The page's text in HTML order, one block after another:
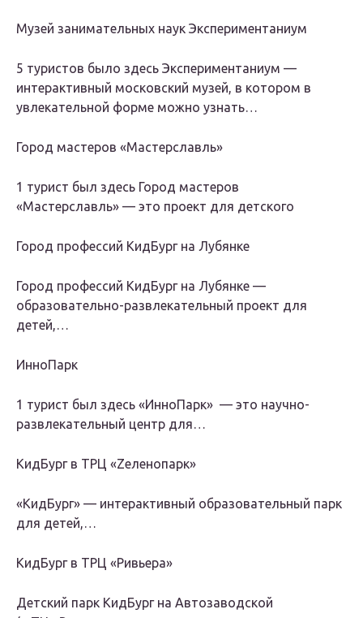
Музей занимательных наук Экспериментаниум
5 туристов было здесь Экспериментаниум —
интерактивный московский музей, в котором в
увлекательной форме можно узнать…
Город мастеров «Мастерславль»
1 турист был здесь Город мастеров
«Мастерславль» — это проект для детского
Город профессий КидБург на Лубянке
Город профессий КидБург на Лубянке —
образовательно-развлекательный проект для
детей,…
ИнноПарк
1 турист был здесь «ИнноПарк» — это научно-
развлекательный центр для…
КидБург в ТРЦ «Zеленопарк»
«КидБург» — интерактивный образовательный парк
для детей,…
КидБург в ТРЦ «Ривьера»
Детский парк КидБург на Автозаводской